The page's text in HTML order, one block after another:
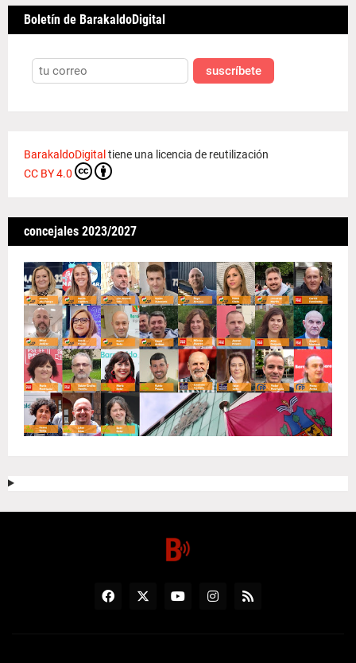
Boletín de BarakaldoDigital
suscríbete
BarakaldoDigital tiene una licencia de reutilización
CC BY 4.0
concejales 2023/2027